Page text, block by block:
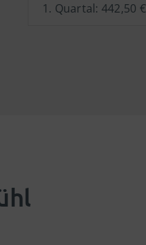
1. Quartal: 442,50 €